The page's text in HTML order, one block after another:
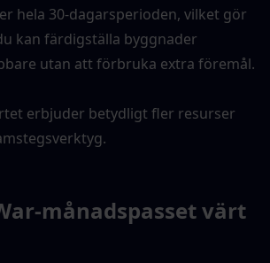
hela 30-dagarsperioden, vilket gör
kan färdigställa byggnader
utan att förbruka extra föremål.
erbjuder betydligt fler resurser
månadspasset värt